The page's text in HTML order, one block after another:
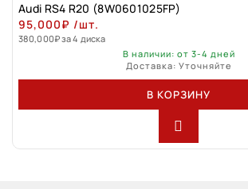
Audi RS4 R20 (8W0601025FP)
95,000₽ /шт.
380,000₽за 4 диска
В наличии: от 3-4 дней
Доставка: Уточняйте
В КОРЗИНУ